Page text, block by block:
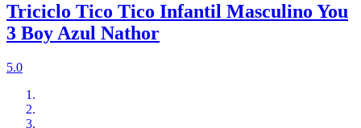
Triciclo Tico Tico Infantil Masculino You
3 Boy Azul Nathor
5.0